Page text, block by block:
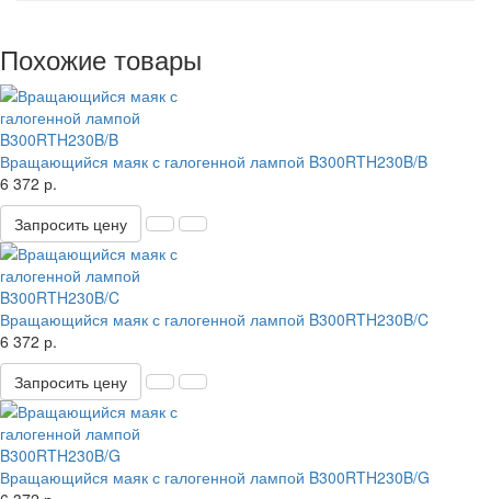
Похожие товары
Вращающийся маяк с галогенной лампой B300RTH230B/B
6 372 р.
Запросить цену
Вращающийся маяк с галогенной лампой B300RTH230B/C
6 372 р.
Запросить цену
Вращающийся маяк с галогенной лампой B300RTH230B/G